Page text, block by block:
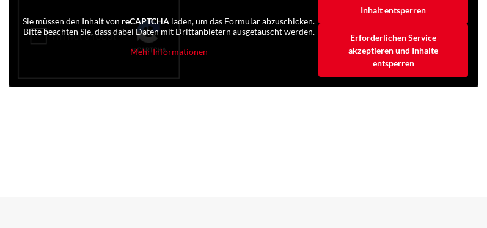
Sie müssen den Inhalt von reCAPTCHA laden, um das Formular abzuschicken.
Bitte beachten Sie, dass dabei Daten mit Drittanbietern ausgetauscht werden.
Mehr Informationen
Inhalt entsperren
Erforderlichen Service
akzeptieren und Inhalte
entsperren